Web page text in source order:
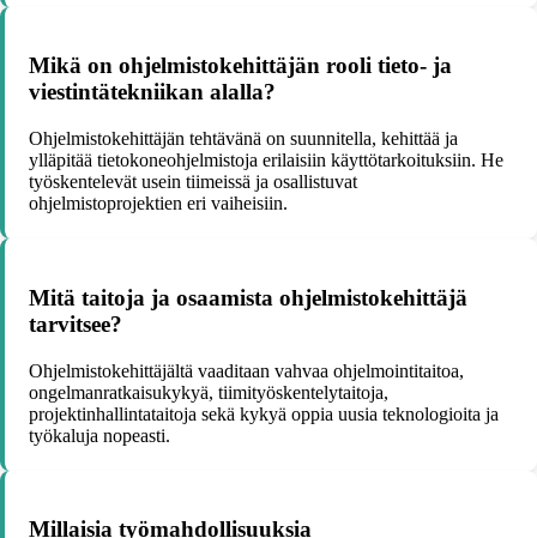
Mikä on ohjelmistokehittäjän rooli tieto- ja
viestintätekniikan alalla?
Ohjelmistokehittäjän tehtävänä on suunnitella, kehittää ja
ylläpitää tietokoneohjelmistoja erilaisiin käyttötarkoituksiin. He
työskentelevät usein tiimeissä ja osallistuvat
ohjelmistoprojektien eri vaiheisiin.
Mitä taitoja ja osaamista ohjelmistokehittäjä
tarvitsee?
Ohjelmistokehittäjältä vaaditaan vahvaa ohjelmointitaitoa,
ongelmanratkaisukykyä, tiimityöskentelytaitoja,
projektinhallintataitoja sekä kykyä oppia uusia teknologioita ja
työkaluja nopeasti.
Millaisia työmahdollisuuksia